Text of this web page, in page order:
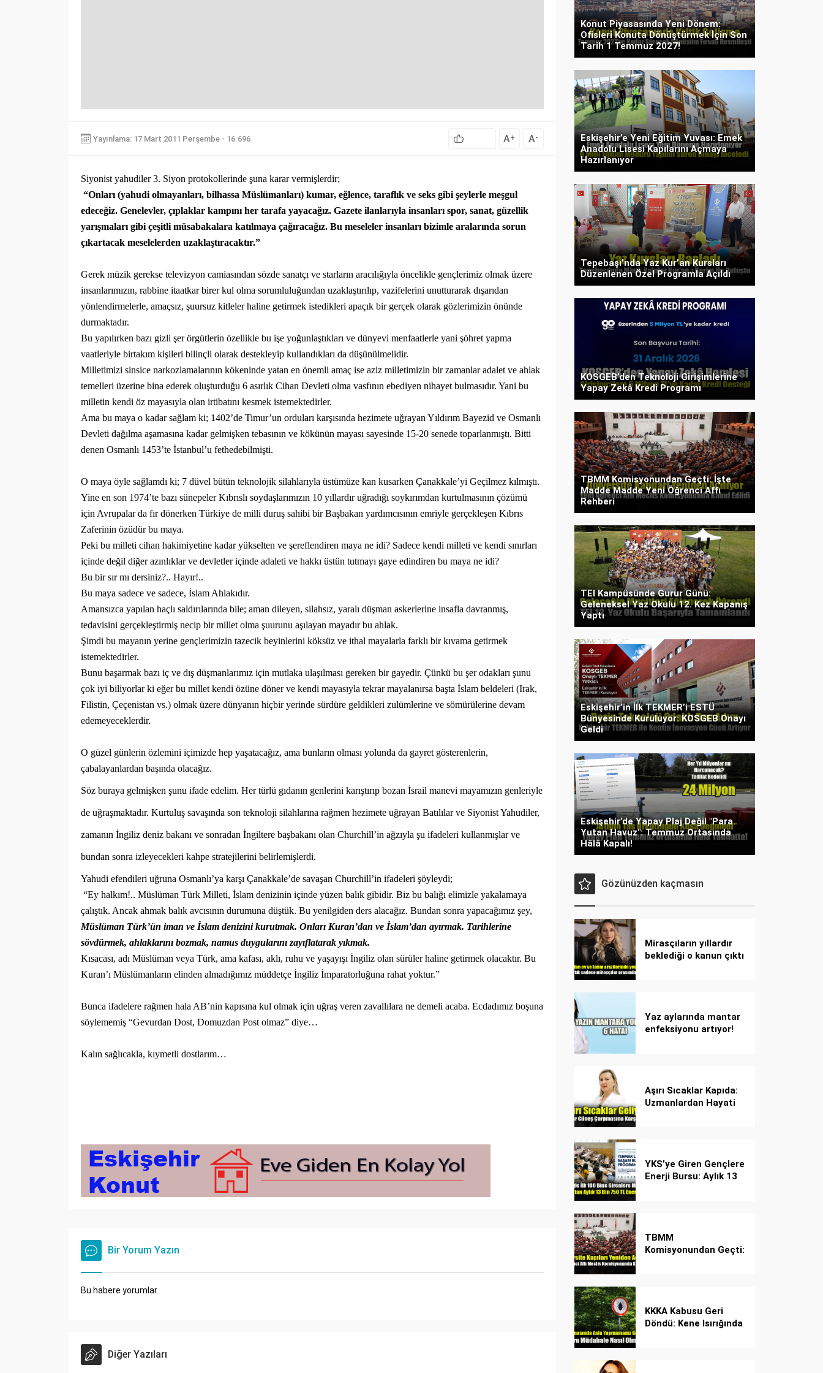
Yayınlama: 17 Mart 2011 Perşembe - 16.696 A+ A-
Siyonist yahudiler 3. Siyon protokollerinde şuna karar vermişlerdir;
“Onları (yahudi olmayanları, bilhassa Müslümanları) kumar, eğlence, taraflık ve seks gibi şeylerle meşgul
edeceğiz. Genelevler, çıplaklar kampını her tarafa yayacağız. Gazete ilanlarıyla insanları spor, sanat, güzellik
yarışmaları gibi çeşitli müsabakalara katılmaya çağıracağız. Bu meseleler insanları bizimle aralarında sorun
çıkartacak meselelerden uzaklaştıracaktır.”
Gerek müzik gerekse televizyon camiasından sözde sanatçı ve starların aracılığıyla öncelikle gençlerimiz olmak üzere
insanlarımızın, rabbine itaatkar birer kul olma sorumluluğundan uzaklaştırılıp, vazifelerini unutturarak dışarıdan
yönlendirmelerle, amaçsız, şuursuz kitleler haline getirmek istedikleri apaçık bir gerçek olarak gözlerimizin önünde
durmaktadır.
Bu yapılırken bazı gizli şer örgütlerin özellikle bu işe yoğunlaştıkları ve dünyevi menfaatlerle yani şöhret yapma
vaatleriyle birtakım kişileri bilinçli olarak destekleyip kullandıkları da düşünülmelidir.
Milletimizi sinsice narkozlamalarının kökeninde yatan en önemli amaç ise aziz milletimizin bir zamanlar adalet ve ahlak
temelleri üzerine bina ederek oluşturduğu 6 asırlık Cihan Devleti olma vasfının ebediyen nihayet bulmasıdır. Yani bu
milletin kendi öz mayasıyla olan irtibatını kesmek istemektedirler.
Ama bu maya o kadar sağlam ki; 1402’de Timur’un orduları karşısında hezimete uğrayan Yıldırım Bayezid ve Osmanlı
Devleti dağılma aşamasına kadar gelmişken tebasının ve kökünün mayası sayesinde 15-20 senede toparlanmıştı. Bitti
denen Osmanlı 1453’te İstanbul’u fethedebilmişti.
O maya öyle sağlamdı ki; 7 düvel bütün teknolojik silahlarıyla üstümüze kan kusarken Çanakkale’yi Geçilmez kılmıştı.
Yine en son 1974’te bazı sünepeler Kıbrıslı soydaşlarımızın 10 yıllardır uğradığı soykırımdan kurtulmasının çözümü
için Avrupalar da fır dönerken Türkiye de milli duruş sahibi bir Başbakan yardımcısının emriyle gerçekleşen Kıbrıs
Zaferinin özüdür bu maya.
Peki bu milleti cihan hakimiyetine kadar yükselten ve şereflendiren maya ne idi? Sadece kendi milleti ve kendi sınırları
içinde değil diğer azınlıklar ve devletler içinde adaleti ve hakkı üstün tutmayı gaye edindiren bu maya ne idi?
Bu bir sır mı dersiniz?.. Hayır!..
Bu maya sadece ve sadece, İslam Ahlakıdır.
Amansızca yapılan haçlı saldırılarında bile; aman dileyen, silahsız, yaralı düşman askerlerine insafla davranmış,
tedavisini gerçekleştirmiş necip bir millet olma şuurunu aşılayan mayadır bu ahlak.
Şimdi bu mayanın yerine gençlerimizin tazecik beyinlerini köksüz ve ithal mayalarla farklı bir kıvama getirmek
istemektedirler.
Bunu başarmak bazı iç ve dış düşmanlarımız için mutlaka ulaşılması gereken bir gayedir. Çünkü bu şer odakları şunu
çok iyi biliyorlar ki eğer bu millet kendi özüne döner ve kendi mayasıyla tekrar mayalanırsa başta İslam beldeleri (Irak,
Filistin, Çeçenistan vs.) olmak üzere dünyanın hiçbir yerinde sürdüre geldikleri zulümlerine ve sömürülerine devam
edemeyeceklerdir.
O güzel günlerin özlemini içimizde hep yaşatacağız, ama bunların olması yolunda da gayret gösterenlerin,
çabalayanlardan başında olacağız.
Söz buraya gelmişken şunu ifade edelim. Her türlü gıdanın genlerini karıştırıp bozan İsrail manevi mayamızın genleriyle
de uğraşmaktadır. Kurtuluş savaşında son teknoloji silahlarına rağmen hezimete uğrayan Batılılar ve Siyonist Yahudiler,
zamanın İngiliz deniz bakanı ve sonradan İngiltere başbakanı olan Churchill’in ağzıyla şu ifadeleri kullanmışlar ve
bundan sonra izleyecekleri kahpe stratejilerini belirlemişlerdi.
Yahudi efendileri uğruna Osmanlı’ya karşı Çanakkale’de savaşan Churchill’in ifadeleri şöyleydi;
“Ey halkım!.. Müslüman Türk Milleti, İslam denizinin içinde yüzen balık gibidir. Biz bu balığı elimizle yakalamaya
çalıştık. Ancak ahmak balık avcısının durumuna düştük. Bu yenilgiden ders alacağız. Bundan sonra yapacağımız şey,
Müslüman Türk’ün iman ve İslam denizini kurutmak. Onları Kuran’dan ve İslam’dan ayırmak. Tarihlerine
sövdürmek, ahlaklarını bozmak, namus duygularını zayıflatarak yıkmak.
Kısacası, adı Müslüman veya Türk, ama kafası, aklı, ruhu ve yaşayışı İngiliz olan sürüler haline getirmek olacaktır. Bu
Kuran’ı Müslümanların elinden almadığımız müddetçe İngiliz İmparatorluğuna rahat yoktur.”
Bunca ifadelere rağmen hala AB’nin kapısına kul olmak için uğraş veren zavallılara ne demeli acaba. Ecdadımız boşuna
söylememiş “Gevurdan Dost, Domuzdan Post olmaz” diye…
Kalın sağlıcakla, kıymetli dostlarım…
Bir Yorum Yazın
Bu habere yorumlar
Diğer Yazıları
Konut Piyasasında Yeni Dönem:
Ofisleri Konuta Dönüştürmek İçin Son
Tarih 1 Temmuz 2027!
Eskişehir’e Yeni Eğitim Yuvası: Emek
Anadolu Lisesi Kapılarını Açmaya
Hazırlanıyor
Tepebaşı’nda Yaz Kur’an Kursları
Düzenlenen Özel Programla Açıldı
KOSGEB’den Teknoloji Girişimlerine
Yapay Zekâ Kredi Programı
TBMM Komisyonundan Geçti: İşte
Madde Madde Yeni Öğrenci Affı
Rehberi
TEI Kampüsünde Gurur Günü:
Geleneksel Yaz Okulu 12. Kez Kapanış
Yaptı
Eskişehir’in İlk TEKMER’i ESTÜ
Bünyesinde Kuruluyor: KOSGEB Onayı
Geldi
Eskişehir’de Yapay Plaj Değil "Para
Yutan Havuz": Temmuz Ortasında
Hâlâ Kapalı!
Gözünüzden kaçmasın
Mirasçıların yıllardır
beklediği o kanun çıktı
Yaz aylarında mantar
enfeksiyonu artıyor!
Aşırı Sıcaklar Kapıda:
Uzmanlardan Hayati
YKS’ye Giren Gençlere
Enerji Bursu: Aylık 13
TBMM
Komisyonundan Geçti:
KKKA Kabusu Geri
Döndü: Kene Isırığında